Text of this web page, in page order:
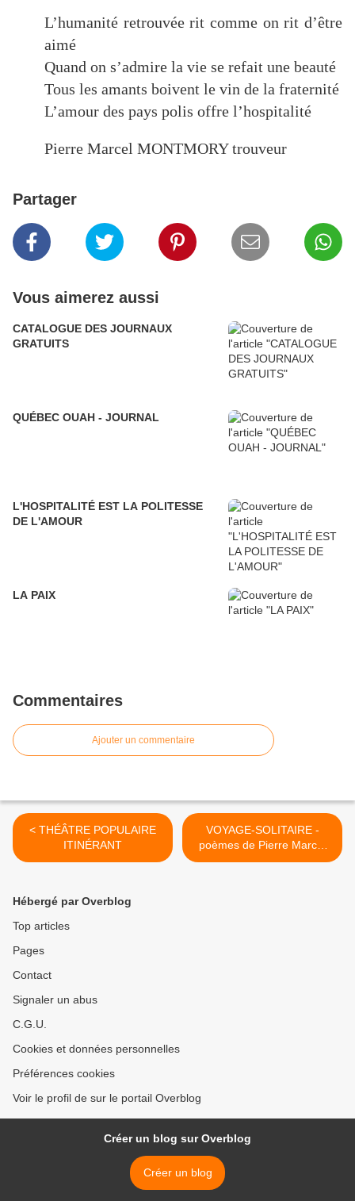
L’humanité retrouvée rit comme on rit d’être
aimé
Quand on s’admire la vie se refait une beauté
Tous les amants boivent le vin de la fraternité
L’amour des pays polis offre l’hospitalité
Pierre Marcel MONTMORY trouveur
Partager
Vous aimerez aussi
CATALOGUE DES JOURNAUX
GRATUITS
QUÉBEC OUAH - JOURNAL
L'HOSPITALITÉ EST LA POLITESSE
DE L'AMOUR
LA PAIX
Commentaires
Ajouter un commentaire
< THÉÂTRE POPULAIRE
ITINÉRANT
VOYAGE-SOLITAIRE -
poèmes de Pierre Marcel
Montmory - traduit en arabe
Hébergé par Overblog
Top articles
Pages
Contact
Signaler un abus
C.G.U.
Cookies et données personnelles
Préférences cookies
Voir le profil de sur le portail Overblog
Créer un blog sur Overblog
Créer un blog